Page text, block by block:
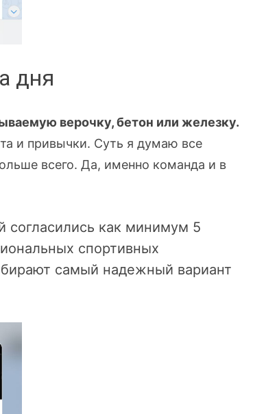
дня
верочку, бетон или железку.
и привычки. Суть я думаю все
всего. Да, именно команда и в
согласились как минимум 5
спортивных
самый надежный вариант